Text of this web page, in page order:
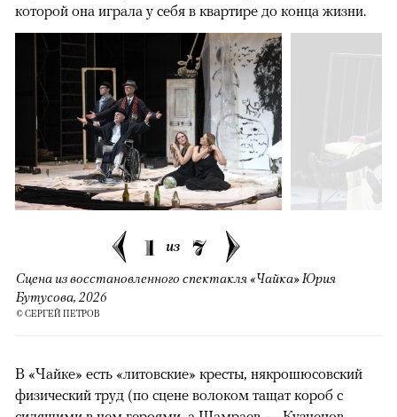
которой она играла у себя в квартире до конца жизни.
1 из 7
Сцена из восстановленного спектакля «Чайка» Юрия
Бутусова, 2026
© СЕРГЕЙ ПЕТРОВ
В «Чайке» есть «литовские» кресты, някрошюсовский
физический труд (по сцене волоком тащат короб с